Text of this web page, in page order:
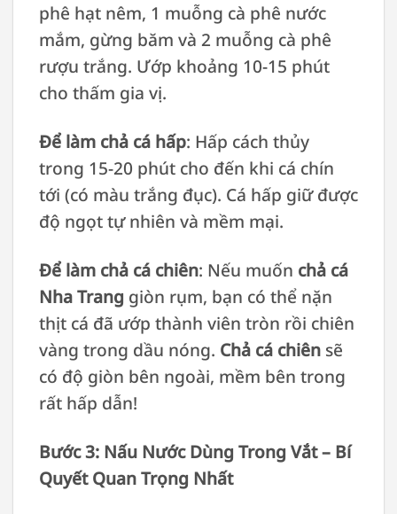
phê hạt nêm, 1 muỗng cà phê nước
mắm, gừng băm và 2 muỗng cà phê
rượu trắng. Ướp khoảng 10-15 phút
cho thấm gia vị.
Để làm chả cá hấp: Hấp cách thủy
trong 15-20 phút cho đến khi cá chín
tới (có màu trắng đục). Cá hấp giữ được
độ ngọt tự nhiên và mềm mại.
Để làm chả cá chiên: Nếu muốn chả cá
Nha Trang giòn rụm, bạn có thể nặn
thịt cá đã ướp thành viên tròn rồi chiên
vàng trong dầu nóng. Chả cá chiênsẽ
có độ giòn bên ngoài, mềm bên trong
rất hấp dẫn!
Bước 3: Nấu Nước Dùng Trong Vắt – Bí
Quyết Quan Trọng Nhất